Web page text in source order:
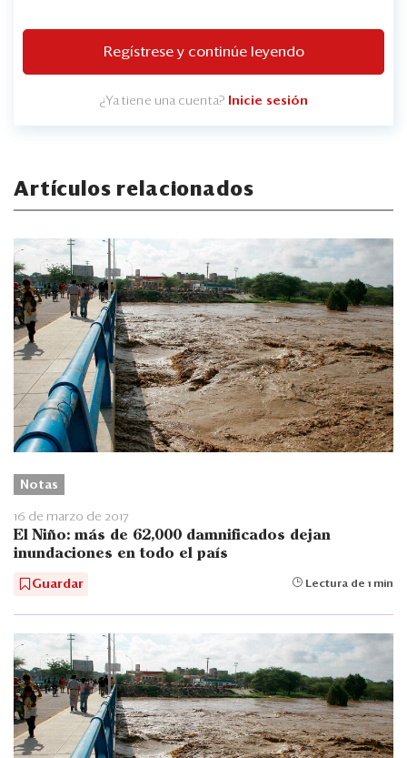
Regístrese y continúe leyendo
¿Ya tiene una cuenta? Inicie sesión
Artículos relacionados
Notas
16 de marzo de 2017
El Niño: más de 62,000 damnificados dejan
inundaciones en todo el país
Guardar Lectura de 1 min